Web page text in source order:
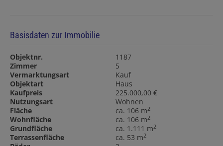
Basisdaten zur Immobilie
Objektnr.
1187
Zimmer
5
Vermarktungsart
Kauf
Objektart
Haus
Kaufpreis
225.000,00 €
Nutzungsart
Wohnen
Fläche
ca. 106 m2
Wohnfläche ca. 106 m2
Grundfläche ca. 1.111 m2
Terrassenfläche ca. 53 m2